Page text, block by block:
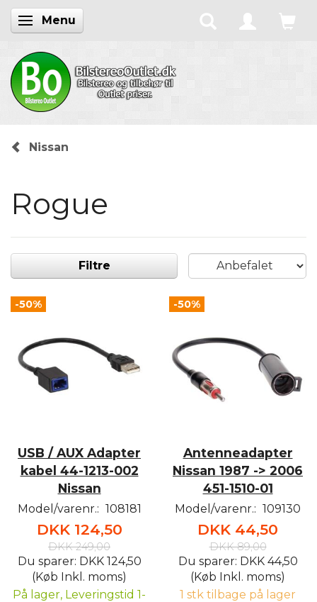
Skifte navigation
Menu
Nissan
Rogue
Filtre
-50%
USB / AUX Adapter
kabel 44-1213-002
Nissan
Model/varenr.: 108181
DKK 124,50
DKK 249,00
Du sparer: DKK 124,50
(Køb Inkl. moms)
På lager, Leveringstid 1-
-50%
Antenneadapter
Nissan 1987 -> 2006
451-1510-01
Model/varenr.: 109130
DKK 44,50
DKK 89,00
Du sparer: DKK 44,50
(Køb Inkl. moms)
1 stk tilbage på lager